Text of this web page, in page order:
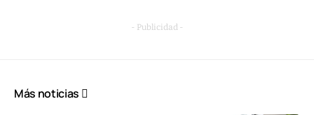
- Publicidad -
Más noticias